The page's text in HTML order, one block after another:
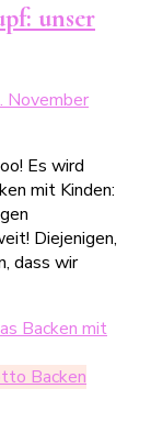
unser
November
Es wird
mit Kinden:
Diejenigen,
dass wir
Backen